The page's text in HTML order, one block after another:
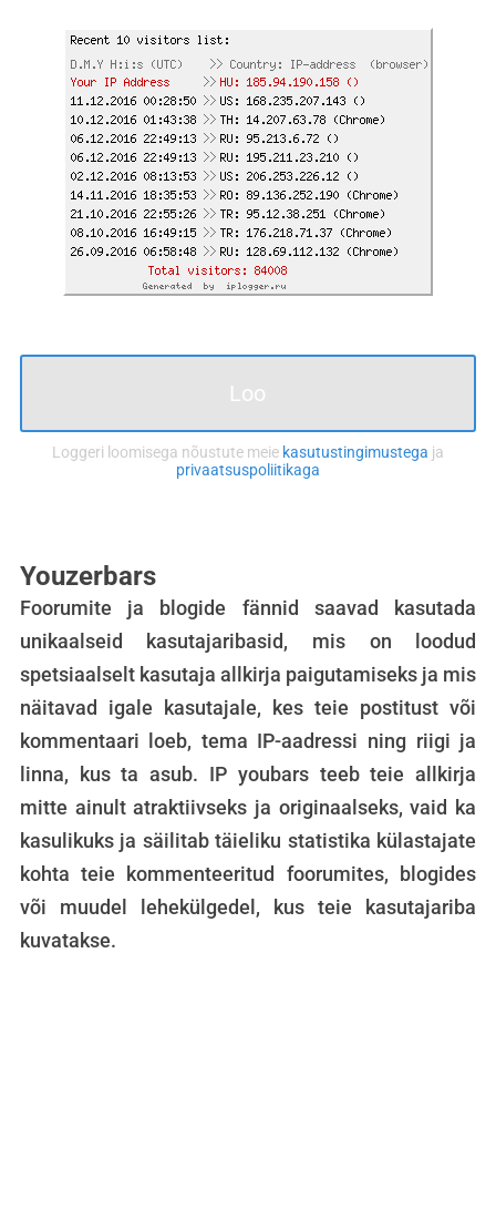
Loo
Loggeri loomisega nõustute meie kasutustingimustega ja
privaatsuspoliitikaga
Youzerbars
Foorumite ja blogide fännid saavad kasutada
unikaalseid kasutajaribasid, mis on loodud
spetsiaalselt kasutaja allkirja paigutamiseks ja mis
näitavad igale kasutajale, kes teie postitust või
kommentaari loeb, tema IP-aadressi ning riigi ja
linna, kus ta asub. IP youbars teeb teie allkirja
mitte ainult atraktiivseks ja originaalseks, vaid ka
kasulikuks ja säilitab täieliku statistika külastajate
kohta teie kommenteeritud foorumites, blogides
või muudel lehekülgedel, kus teie kasutajariba
kuvatakse.